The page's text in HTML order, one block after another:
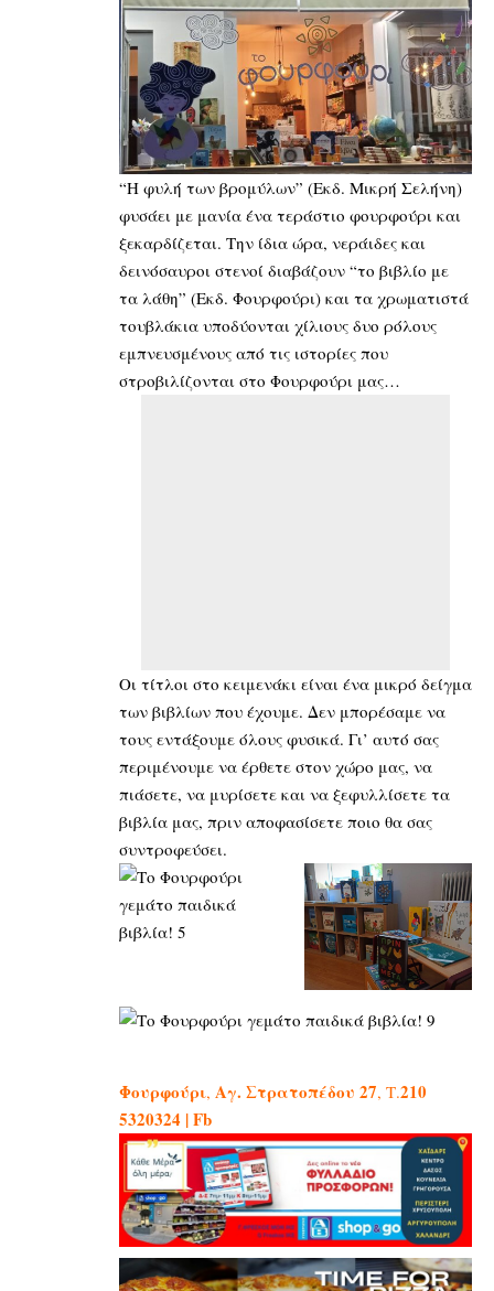
“Η φυλή των βρομύλων” (Εκδ. Μικρή Σελήνη)
φυσάει με μανία ένα τεράστιο φουρφούρι και
ξεκαρδίζεται. Την ίδια ώρα, νεράιδες και
δεινόσαυροι στενοί διαβάζουν “το βιβλίο με
τα λάθη” (Εκδ. Φουρφούρι) και τα χρωματιστά
τουβλάκια υποδύονται χίλιους δυο ρόλους
εμπνευσμένους από τις ιστορίες που
στροβιλίζονται στο Φουρφούρι μας…
Οι τίτλοι στο κειμενάκι είναι ένα μικρό δείγμα
των βιβλίων που έχουμε. Δεν μπορέσαμε να
τους εντάξουμε όλους φυσικά. Γι’ αυτό σας
περιμένουμε να έρθετε στον χώρο μας, να
πιάσετε, να μυρίσετε και να ξεφυλλίσετε τα
βιβλία μας, πριν αποφασίσετε ποιο θα σας
συντροφεύσει.
Φουρφούρι, Αγ. Στρατοπέδου 27, Τ.210
5320324 |Fb